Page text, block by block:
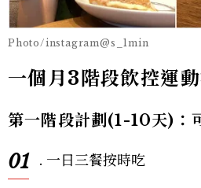
Photo/instagram@s_1min
一個月3階段飲控運動
第一階段計劃(1-10天)：
01 . 一日三餐按時吃